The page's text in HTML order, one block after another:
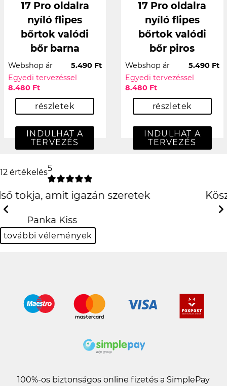
17 Pro oldalra
nyíló flipes
bőrtok valódi
bőr barna
Webshop ár
5.490 Ft
Egyedi tervezéssel
8.480 Ft
részletek
INDULHAT A
TERVEZÉS
17 Pro oldalra
nyíló flipes
bőrtok valódi
bőr piros
Webshop ár
5.490 Ft
Egyedi tervezéssel
8.480 Ft
részletek
INDULHAT A
TERVEZÉS
12 értékelés5
Köszönöm szépen király
lett!!
Balázs Halász
Previous
további vélemények
100%-os biztonságos online fizetés a SimplePay